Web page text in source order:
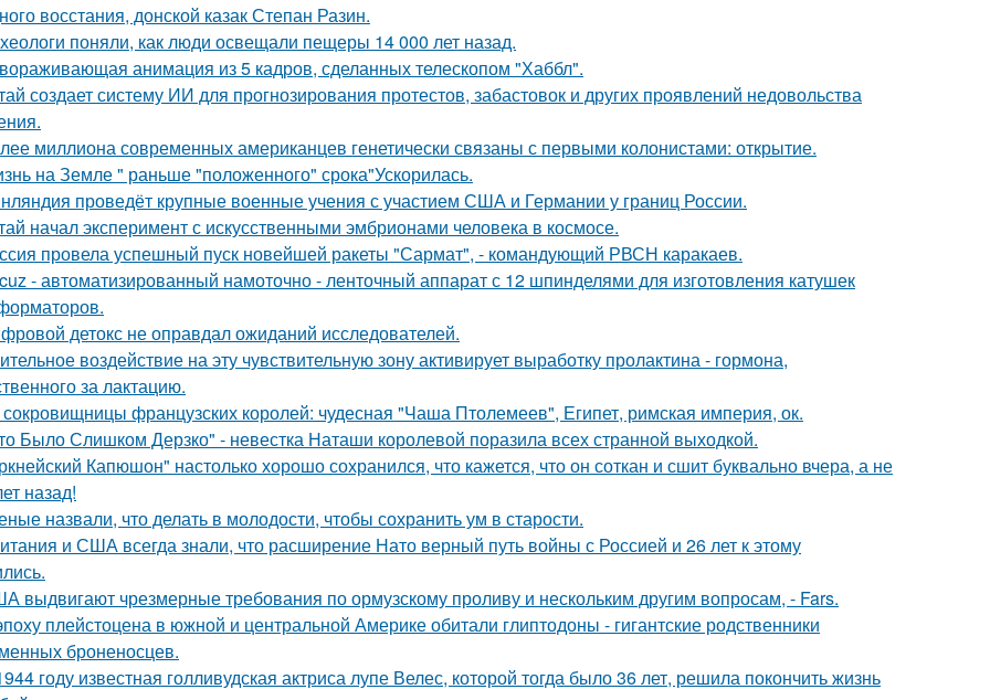
восстания, донской казак Степан Разин.
поняли, как люди освещали пещеры 14 000 лет назад.
анимация из 5 кадров, сделанных телескопом "Хаббл".
создает систему ИИ для прогнозирования протестов, забастовок и других проявлений недовольства
миллиона современных американцев генетически связаны с первыми колонистами: открытие.
на Земле " раньше "положенного" срока"Ускорилась.
проведёт крупные военные учения с участием США и Германии у границ России.
начал эксперимент с искусственными эмбрионами человека в космосе.
провела успешный пуск новейшей ракеты "Сармат", - командующий РВСН каракаев.
- автоматизированный намоточно - ленточный аппарат с 12 шпинделями для изготовления катушек
детокс не оправдал ожиданий исследователей.
воздействие на эту чувствительную зону активирует выработку пролактина - гормона,
за лактацию.
французских королей: чудесная "Чаша Птолемеев", Египет, римская империя, ок.
Было Слишком Дерзко" - невестка Наташи королевой поразила всех странной выходкой.
Капюшон" настолько хорошо сохранился, что кажется, что он соткан и сшит буквально вчера, а не
назад!
назвали, что делать в молодости, чтобы сохранить ум в старости.
и США всегда знали, что расширение Нато верный путь войны с Россией и 26 лет к этому
выдвигают чрезмерные требования по ормузскому проливу и нескольким другим вопросам, - Fars.
плейстоцена в южной и центральной Америке обитали глиптодоны - гигантские родственники
броненосцев.
году известная голливудская актриса лупе Велес, которой тогда было 36 лет, решила покончить жизнь